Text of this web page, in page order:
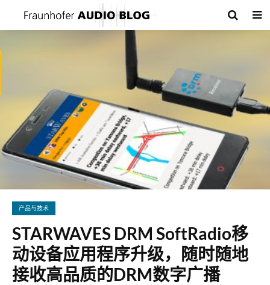
产品与技术
STARWAVES DRM SoftRadio移
动设备应用程序升级，随时随地
接收高品质的DRM数字广播